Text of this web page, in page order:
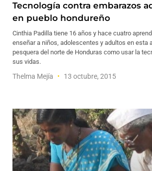
Tecnología contra embarazos
en pueblo hondureño
Cinthia Padilla tiene 16 años y hace cuatro
enseñar a niños, adolescentes y adultos en esta
pesquera del norte de Honduras como usar la
sus vidas.
Thelma Mejía 13 octubre, 2015